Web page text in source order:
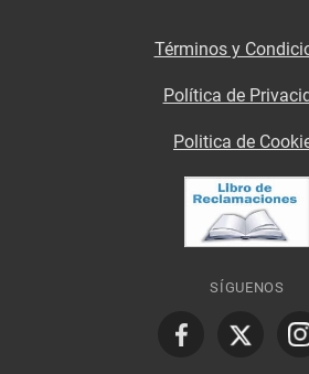
Términos y
Política de
Politica de
SÍGUENOS